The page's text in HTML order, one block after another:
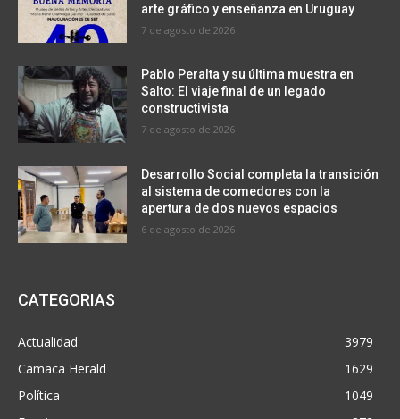
arte gráfico y enseñanza en Uruguay
7 de agosto de 2026
Pablo Peralta y su última muestra en
Salto: El viaje final de un legado
constructivista
7 de agosto de 2026
Desarrollo Social completa la transición
al sistema de comedores con la
apertura de dos nuevos espacios
6 de agosto de 2026
CATEGORIAS
Actualidad
3979
Camaca Herald
1629
Política
1049